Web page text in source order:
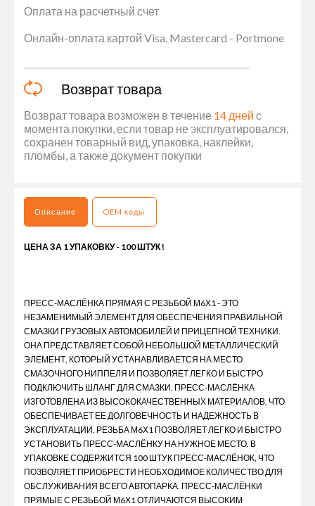
Оплата на расчетный счет
Онлайн-оплата картой Visa, Mastercard - Portmone
Возврат товара
Возврат товара возможен в течение 14 дней с
момента покупки, если товар не эксплуатировался,
сохранен товарный вид, упаковка, наклейки,
пломбы, а также документ покупки
Описание OEM коды
ЦЕНА ЗА 1 УПАКОВКУ - 100 ШТУК !
ПРЕСС-МАСЛЁНКА ПРЯМАЯ С РЕЗЬБОЙ М6Х1 - ЭТО
НЕЗАМЕНИМЫЙ ЭЛЕМЕНТ ДЛЯ ОБЕСПЕЧЕНИЯ ПРАВИЛЬНОЙ
СМАЗКИ ГРУЗОВЫХ АВТОМОБИЛЕЙ И ПРИЦЕПНОЙ ТЕХНИКИ.
ОНА ПРЕДСТАВЛЯЕТ СОБОЙ НЕБОЛЬШОЙ МЕТАЛЛИЧЕСКИЙ
ЭЛЕМЕНТ, КОТОРЫЙ УСТАНАВЛИВАЕТСЯ НА МЕСТО
СМАЗОЧНОГО НИППЕЛЯ И ПОЗВОЛЯЕТ ЛЕГКО И БЫСТРО
ПОДКЛЮЧИТЬ ШЛАНГ ДЛЯ СМАЗКИ. ПРЕСС-МАСЛЁНКА
ИЗГОТОВЛЕНА ИЗ ВЫСОКОКАЧЕСТВЕННЫХ МАТЕРИАЛОВ, ЧТО
ОБЕСПЕЧИВАЕТ ЕЕ ДОЛГОВЕЧНОСТЬ И НАДЕЖНОСТЬ В
ЭКСПЛУАТАЦИИ. РЕЗЬБА М6Х1 ПОЗВОЛЯЕТ ЛЕГКО И БЫСТРО
УСТАНОВИТЬ ПРЕСС-МАСЛЁНКУ НА НУЖНОЕ МЕСТО. В
УПАКОВКЕ СОДЕРЖИТСЯ 100 ШТУК ПРЕСС-МАСЛЁНОК, ЧТО
ПОЗВОЛЯЕТ ПРИОБРЕСТИ НЕОБХОДИМОЕ КОЛИЧЕСТВО ДЛЯ
ОБСЛУЖИВАНИЯ ВСЕГО АВТОПАРКА. ПРЕСС-МАСЛЁНКИ
ПРЯМЫЕ С РЕЗЬБОЙ М6Х1 ОТЛИЧАЮТСЯ ВЫСОКИМ